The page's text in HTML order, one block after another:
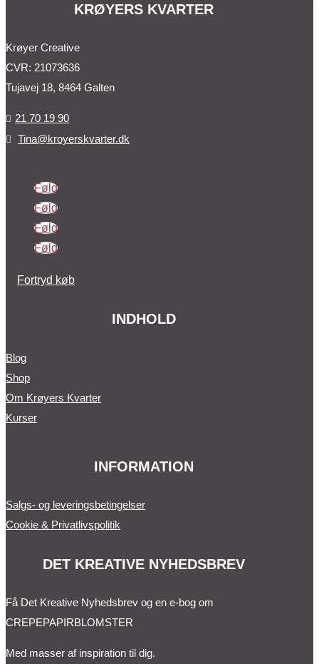
KRØYERS KVARTER
Krøyer Creative
CVR: 21073636
Tujavej 18, 8464 Galten
 21 70 19 90
 Tina@kroyerskvarter.dk
Følg
Følg
Følg
Følg
Fortryd køb
INDHOLD
Blog
Shop
Om Krøyers Kvarter
Kurser
INFORMATION
Salgs- og leveringsbetingelser
Cookie & Privatlivspolitik
DET KREATIVE NYHEDSBREV
Få Det Kreative Nyhedsbrev og en e-bog om
CREPEPAPIRBLOMSTER
Med masser af inspiration til dig.